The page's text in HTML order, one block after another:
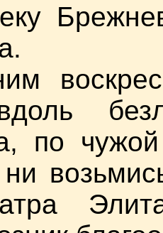
по
ни